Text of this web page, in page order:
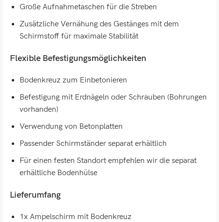
Große Aufnahmetaschen für die Streben
Zusätzliche Vernähung des Gestänges mit dem
Schirmstoff für maximale Stabilität
Flexible Befestigungsmöglichkeiten
Bodenkreuz zum Einbetonieren
Befestigung mit Erdnägeln oder Schrauben (Bohrungen
vorhanden)
Verwendung von Betonplatten
Passender Schirmständer separat erhältlich
Für einen festen Standort empfehlen wir die separat
erhältliche Bodenhülse
Lieferumfang
1x Ampelschirm mit Bodenkreuz